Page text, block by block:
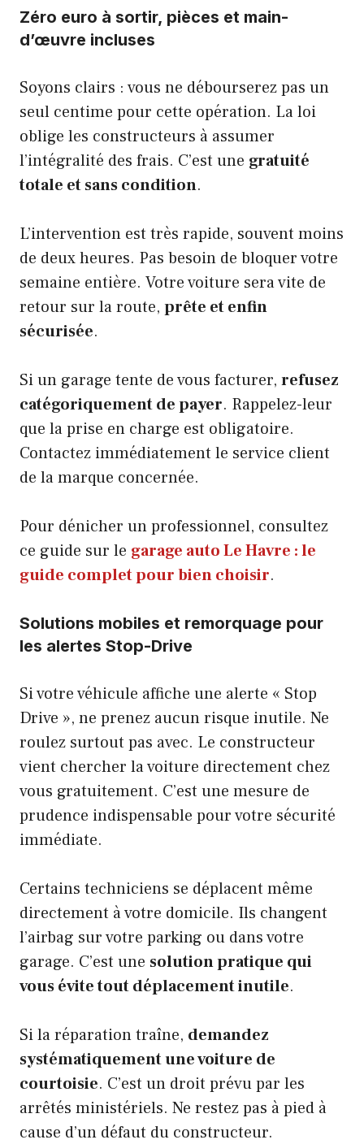
Zéro euro à sortir, pièces et main-
d’œuvre incluses
Soyons clairs : vous ne débourserez pas un
seul centime pour cette opération. La loi
oblige les constructeurs à assumer
l’intégralité des frais. C’est une gratuité
totale et sans condition.
L’intervention est très rapide, souvent moins
de deux heures. Pas besoin de bloquer votre
semaine entière. Votre voiture sera vite de
retour sur la route, prête et enfin
sécurisée.
Si un garage tente de vous facturer, refusez
catégoriquement de payer. Rappelez-leur
que la prise en charge est obligatoire.
Contactez immédiatement le service client
de la marque concernée.
Pour dénicher un professionnel, consultez
ce guide sur le garage auto Le Havre : le
guide complet pour bien choisir.
Solutions mobiles et remorquage pour
les alertes Stop-Drive
Si votre véhicule affiche une alerte « Stop
Drive », ne prenez aucun risque inutile. Ne
roulez surtout pas avec. Le constructeur
vient chercher la voiture directement chez
vous gratuitement. C’est une mesure de
prudence indispensable pour votre sécurité
immédiate.
Certains techniciens se déplacent même
directement à votre domicile. Ils changent
l’airbag sur votre parking ou dans votre
garage. C’est une solution pratique qui
vous évite tout déplacement inutile.
Si la réparation traîne, demandez
systématiquement une voiture de
courtoisie. C’est un droit prévu par les
arrêtés ministériels. Ne restez pas à pied à
cause d’un défaut du constructeur.